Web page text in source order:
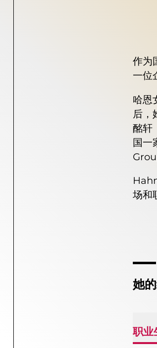
作为
一位
哈恩
后，
酩轩
国一
场和
她
职业